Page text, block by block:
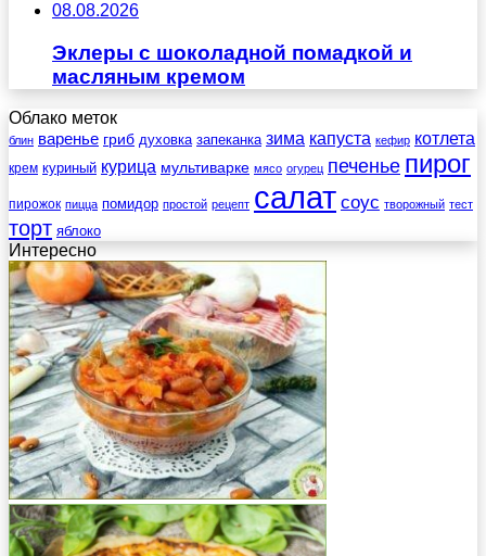
08.08.2026
Эклеры с шоколадной помадкой и
масляным кремом
Облако меток
блин варенье гриб духовка запеканка зима капуста кефир котлета
крем куриный курица мультиварке мясо огурец печенье пирог
пирожок пицца помидор простой рецепт салат соус творожный тест
торт яблоко
Интересно